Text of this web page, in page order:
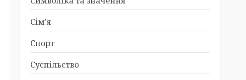
Сім’я
Спорт
Суспільство